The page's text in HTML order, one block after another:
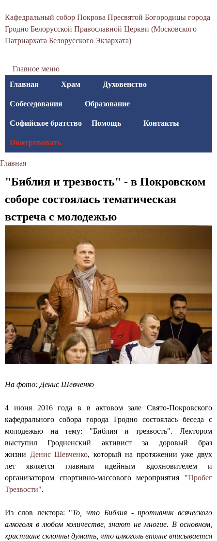
основному
в
я
о
к
р
о
в
с
а
ф
е
д
л
ь
н
ы
й
о
б
Кафедральный собор Покрова Пресвятой Богородицы города
Гродно Белорусской Православной Церкви (Московского
Патриархата Белорусского Экзархата)
Главное меню
Главная
Храм Духовенство
Собеседования Образование
Софийское братство Помощь Контакты
Пожертвовать
здесь
Главная
"Библия и трезвость" - в Покровском
соборе состоялась тематическая
встреча с молодежью
На фото: Денис Шевченко
4 июня 2016 года в в актовом зале Свято-Покровского
кафедрального собора города Гродно состоялась беседа с
молодежью на тему: "Библия и трезвость". Лектором
выступил Гродненский активист за доровый браз
жизни Денис Шевченко, который на протяжении уже двух
лет является главным идейным вдохновителем и
организатором спортивно-массового мероприятия "Пробег
Трезвости".
Из слов лектора: "То, что Библия - противник всяческого
алкоголя в любом количестве, знают не многие. В основном,
христиане склонны думать, что алкоголь вполне вписывается